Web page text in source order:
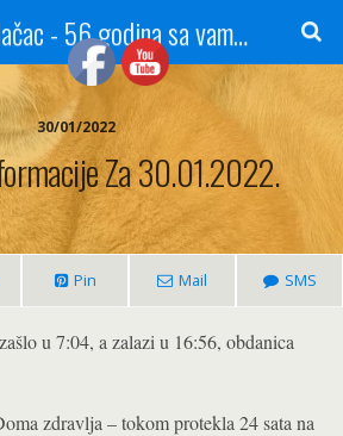
Radio Gradačac - 56 godina sa vama...
30/01/2022
Za 30.01.2022.
Pin Mail SMS
u 7:04, a zalazi u 16:56, obdanica
zdravlja – tokom protekla 24 sata na